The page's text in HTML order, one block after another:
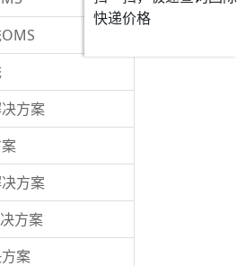
方案
方案
方案
案
快递价格